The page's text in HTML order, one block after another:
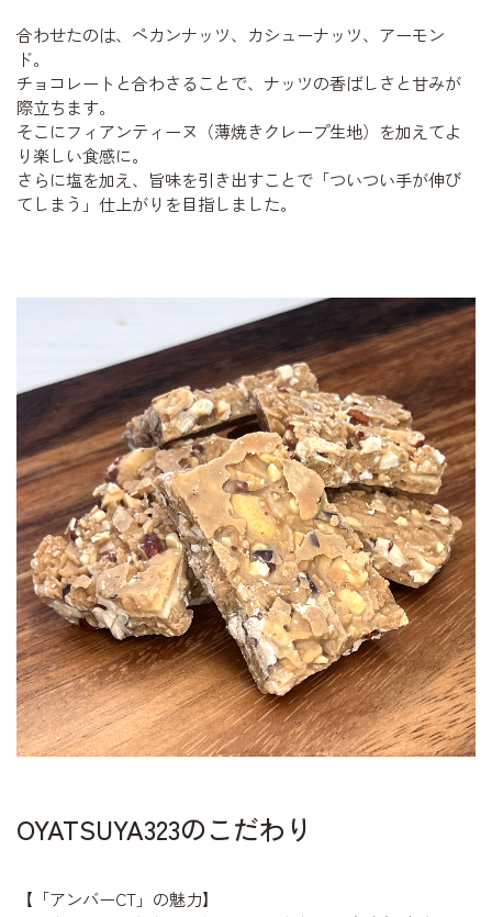
合わせたのは、ペカンナッツ、カシューナッツ、アーモン
ド。
チョコレートと合わさることで、ナッツの香ばしさと甘みが
際立ちます。
そこにフィアンティーヌ（薄焼きクレープ生地）を加えてよ
り楽しい食感に。
さらに塩を加え、旨味を引き出すことで「ついつい手が伸び
てしまう」仕上がりを目指しました。
OYATSUYA323のこだわり
【「アンバーCT」 の魅力】